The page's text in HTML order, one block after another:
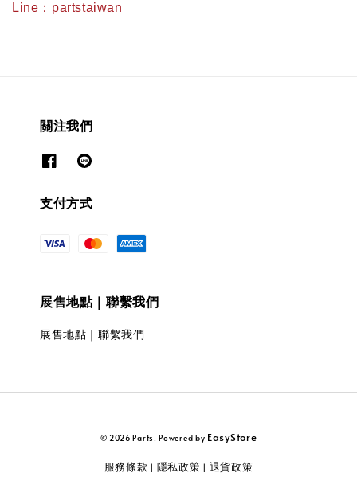
Line ： partstaiwan
關注我們
支付方式
展售地點｜聯繫我們
展售地點｜聯繫我們
© 2026 Parts. Powered by EasyStore
服務條款 | 隱私政策 | 退貨政策